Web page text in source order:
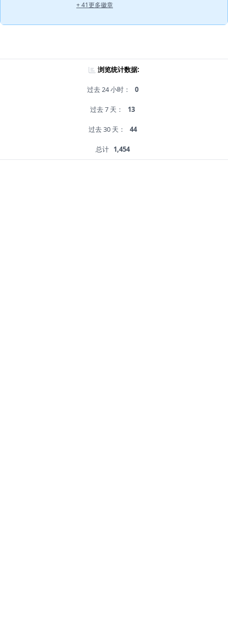
+ 41更多徽章
浏览统计数据:
过去 24 小时： 0
过去 7 天： 13
过去 30 天： 44
总计 1,454